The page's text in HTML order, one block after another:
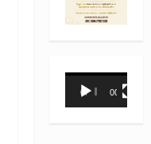
Reproductor
00:00 00:31